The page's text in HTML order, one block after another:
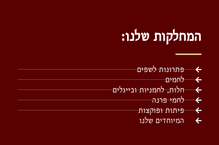
המחלקות שלנו:
פתרונות לשפים
לחמים
חלות, לחמניות ובייגלים
לחמי פרנה
פיתות ופוקצות
המיוחדים שלנו